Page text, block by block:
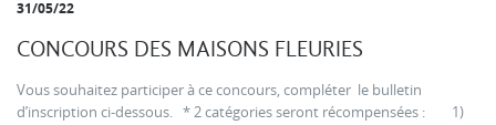
31/05/22
CONCOURS DES MAISONS FLEURIES
Vous souhaitez participer à ce concours, compléter le bulletin
d’inscription ci-dessous. * 2 catégories seront récompensées : 1)